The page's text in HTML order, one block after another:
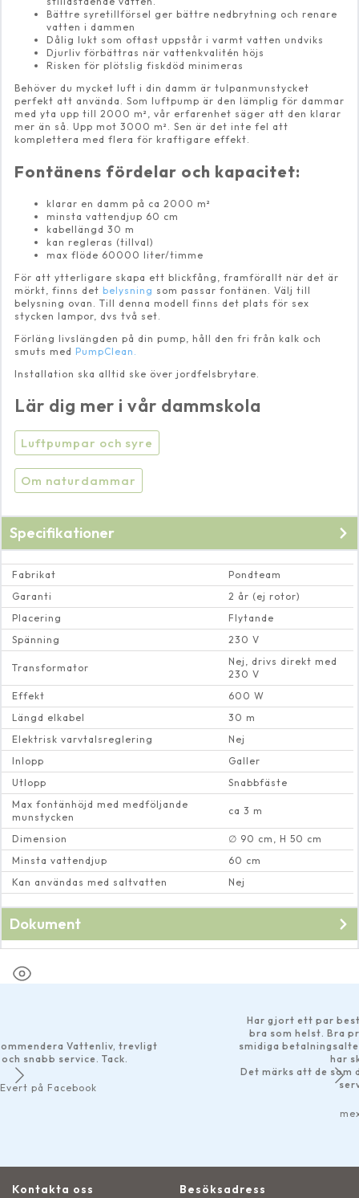
Bättre syretillförsel ger bättre nedbrytning och renare
vatten i dammen
Dålig lukt som oftast uppstår i varmt vatten undviks
Djurliv förbättras när vattenkvalitén höjs
Risken för plötslig fiskdöd minimeras
Behöver du mycket luft i din damm är tulpanmunstycket
perfekt att använda. Som luftpump är den lämplig för dammar
med yta upp till 2000 m², vår erfarenhet säger att den klarar
mer än så. Upp mot 3000 m². Sen är det inte fel att
komplettera med flera för kraftigare effekt.
Fontänens fördelar och kapacitet:
klarar en damm på ca 2000 m²
minsta vattendjup 60 cm
kabellängd 30 m
kan regleras (tillval)
max flöde 60000 liter/timme
För att ytterligare skapa ett blickfång, framförallt när det är
mörkt, finns det belysning som passar fontänen. Välj till
belysning ovan. Till denna modell finns det plats för sex
stycken lampor, dvs två set.
Förläng livslängden på din pump, håll den fri från kalk och
smuts med PumpClean.
Installation ska alltid ske över jordfelsbrytare.
Lär dig mer i vår dammskola
Luftpumpar och syre
Om naturdammar
Specifikationer
Fabrikat
Pondteam
Garanti
2 år (ej rotor)
Placering
Flytande
Spänning
230 V
Transformator
Nej, drivs direkt med
230 V
Effekt
600 W
Längd elkabel
30 m
Elektrisk varvtalsreglering
Nej
Inlopp
Galler
Utlopp
Snabbfäste
Max fontänhöjd med medföljande
munstycken
ca 3 m
Dimension
∅ 90 cm, H 50 cm
Minsta vattendjup
60 cm
Kan användas med saltvatten
Nej
Dokument
trevligt
Tack.
Har gjort ett par beställningar och
bra som helst. Bra
smidiga betalningsalternativ
har skickats
Det märks att de som driver företaget
service rakt igenom!
mexsan11 på Google
Kontakta oss Besöksadress